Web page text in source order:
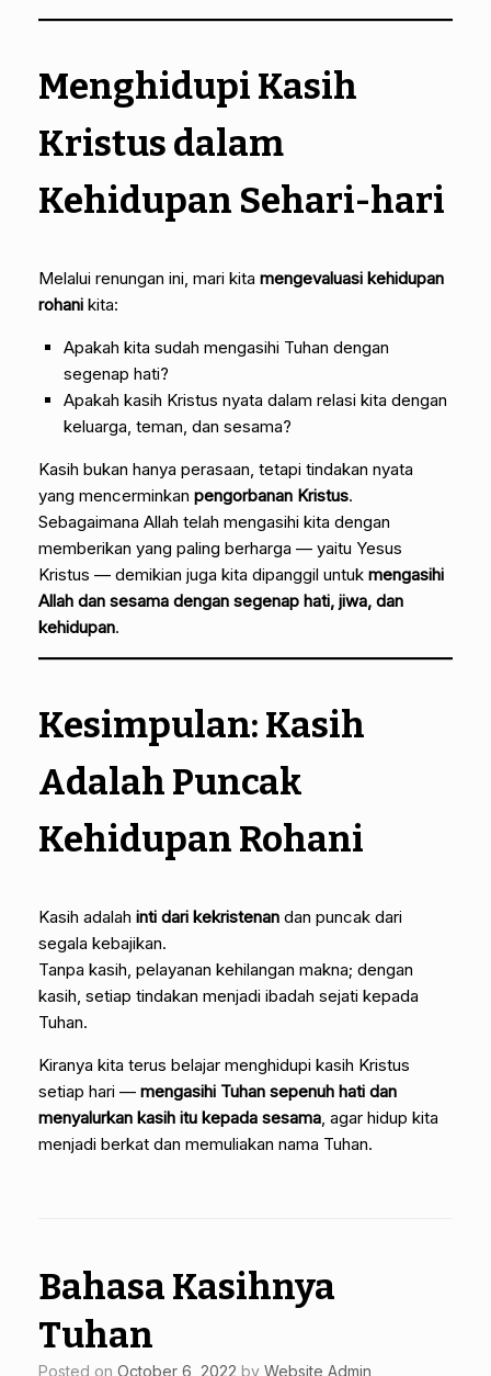
Menghidupi Kasih
Kristus dalam
Kehidupan Sehari-hari
Melalui renungan ini, mari kita mengevaluasi kehidupan
rohani kita:
Apakah kita sudah mengasihi Tuhan dengan
segenap hati?
Apakah kasih Kristus nyata dalam relasi kita dengan
keluarga, teman, dan sesama?
Kasih bukan hanya perasaan, tetapi tindakan nyata
yang mencerminkan pengorbanan Kristus.
Sebagaimana Allah telah mengasihi kita dengan
memberikan yang paling berharga — yaitu Yesus
Kristus — demikian juga kita dipanggil untuk mengasihi
Allah dan sesama dengan segenap hati, jiwa, dan
kehidupan.
Kesimpulan: Kasih
Adalah Puncak
Kehidupan Rohani
Kasih adalah inti dari kekristenan dan puncak dari
segala kebajikan.
Tanpa kasih, pelayanan kehilangan makna; dengan
kasih, setiap tindakan menjadi ibadah sejati kepada
Tuhan.
Kiranya kita terus belajar menghidupi kasih Kristus
setiap hari — mengasihi Tuhan sepenuh hati dan
menyalurkan kasih itu kepada sesama , agar hidup kita
menjadi berkat dan memuliakan nama Tuhan.
Bahasa Kasihnya
Tuhan
Posted on October 6, 2022 by Website Admin